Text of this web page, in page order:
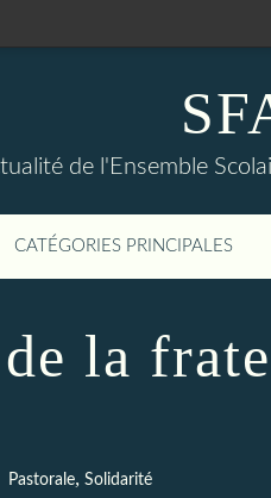
de l'Ensemble
CATÉGORIES PRINCIPALES
la
Pastorale, Solidarité